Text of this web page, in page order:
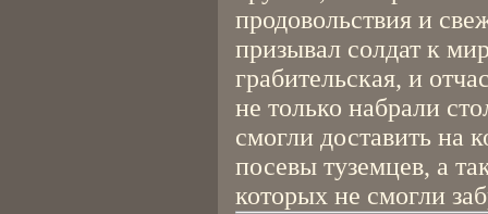
продовольствия и
призывал солдат к
грабительская, и
не только набрали
смогли доставить на
посевы туземцев, а
которых не смогли